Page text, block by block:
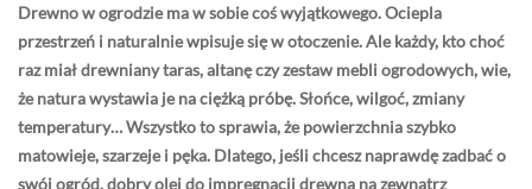
Drewno w ogrodzie ma w sobie coś wyjątkowego. Ociepla
przestrzeń i naturalnie wpisuje się w otoczenie. Ale każdy, kto choć
raz miał drewniany taras, altanę czy zestaw mebli ogrodowych, wie,
że natura wystawia je na ciężką próbę. Słońce, wilgoć, zmiany
temperatury… Wszystko to sprawia, że powierzchnia szybko
matowieje, szarzeje i pęka. Dlatego, jeśli chcesz naprawdę zadbać o
swój ogród, dobry olej do impregnacji drewna na zewnątrz